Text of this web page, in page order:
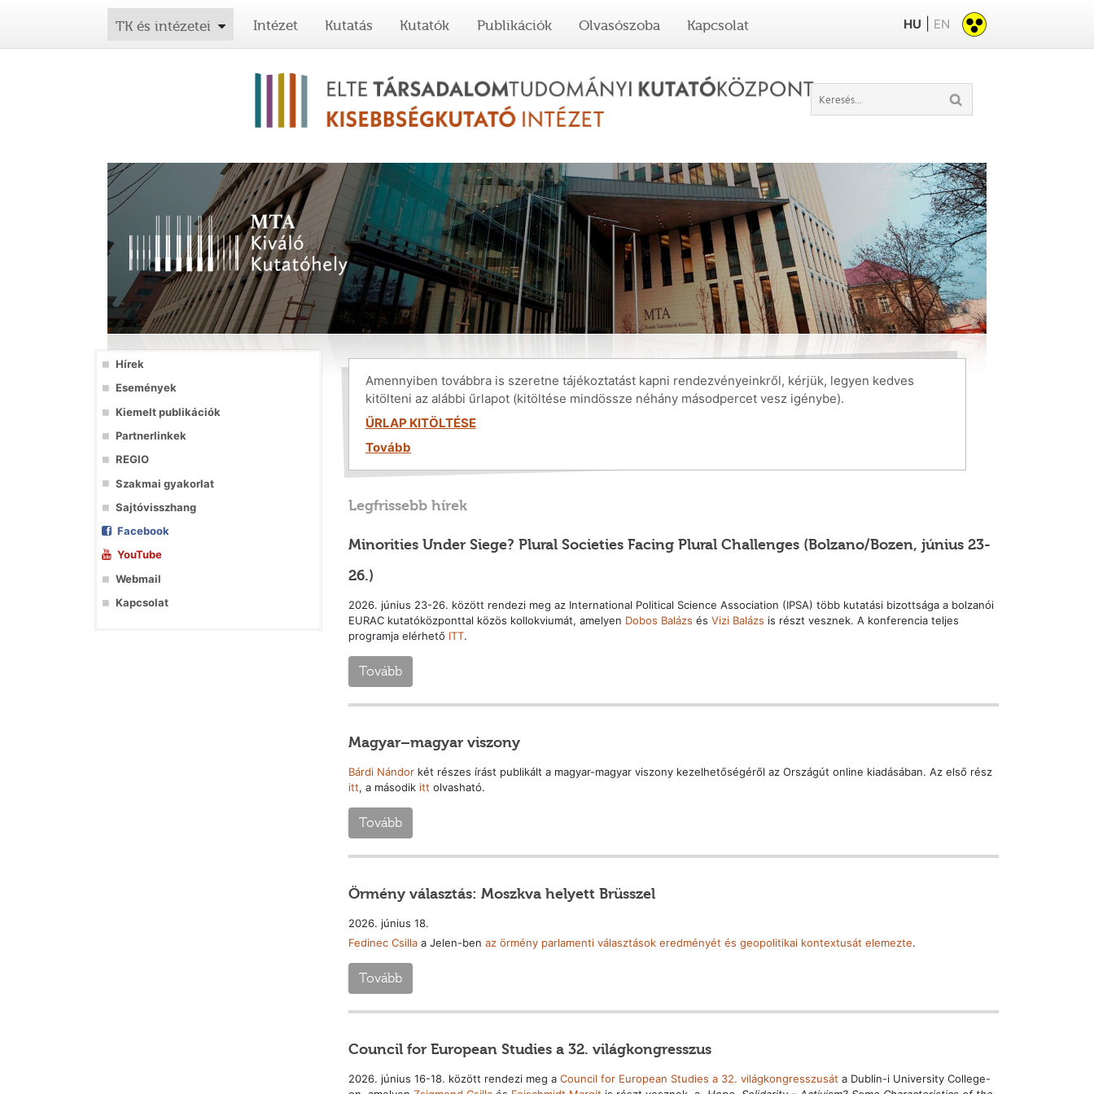
TK és intézetei Intézet Kutatás Kutatók Publikációk Olvasószoba Kapcsolat HU EN
Hírek
Események
Kiemelt publikációk
Partnerlinkek
REGIO
Szakmai gyakorlat
Sajtóvisszhang
Facebook
YouTube
Webmail
Kapcsolat
Amennyiben továbbra is szeretne tájékoztatást kapni rendezvényeinkről, kérjük, legyen kedves
kitölteni az alábbi űrlapot (kitöltése mindössze néhány másodpercet vesz igénybe).
ŰRLAP KITÖLTÉSE
Tovább
Legfrissebb hírek
Minorities Under Siege? Plural Societies Facing Plural Challenges (Bolzano/Bozen, június 23-
26.)
2026. június 23-26. között rendezi meg az International Political Science Association (IPSA) több kutatási bizottsága a bolzanói
EURAC kutatóközponttal közös kollokviumát, amelyen Dobos Balázs és Vizi Balázs is részt vesznek. A konferencia teljes
programja elérhető ITT.
Tovább
Magyar–magyar viszony
Bárdi Nándorkét részes írást publikált a magyar-magyar viszony kezelhetőségéről az Országút online kiadásában. Az első rész
itt, a második itt olvasható.
Tovább
Örmény választás: Moszkva helyett Brüsszel
2026. június 18.
Fedinec Csillaa Jelen-ben az örmény parlamenti választások eredményét és geopolitikai kontextusát elemezte.
Tovább
Council for European Studies a 32. világkongresszus
2026. június 16-18. között rendezi meg a Council for European Studies a 32. világkongresszusát a Dublin-i University College-